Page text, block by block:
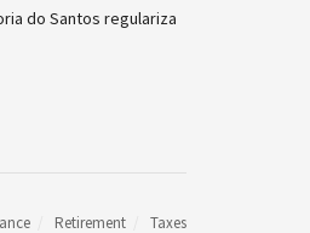
do Santos regulariza
Retirement Taxes